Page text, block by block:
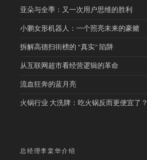
亚朵与全季：又一次用户思维的胜利
小鹏女形机器人：一个照亮未来的豪赌
拆解高德扫街榜的 “真实” 陷阱
从互联网超市看经营逻辑的革命
流血狂奔的蓝月亮
火锅行业 大洗牌：吃火锅反而更便宜了？
总经理李棠华介绍